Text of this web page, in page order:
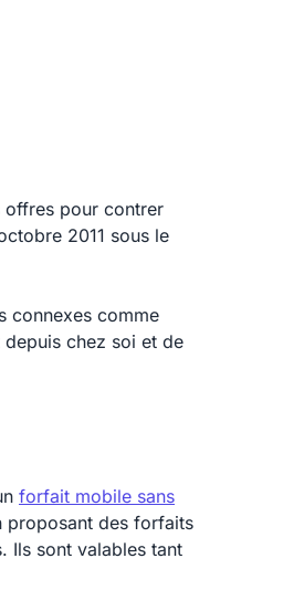
offres pour contrer
2011 sous le
connexes comme
chez soi et de
forfait mobile sans
proposant des forfaits
Ils sont valables tant